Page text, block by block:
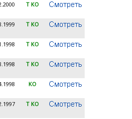
T KO
T KO
T KO
T KO
KO
T KO